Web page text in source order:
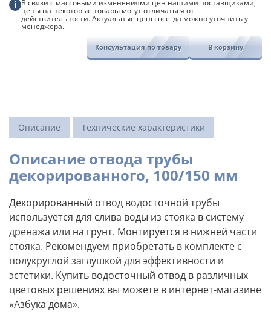
i В связи с массовыми изменениями цен нашими поставщиками,
цены на некоторые товары могут отличаться от
действительности. Актуальные цены всегда можно уточнить у
менеджера.
Консультация по товару В корзину
Описание Технические характеристики
Описание отвода трубы
декорированного, 100/150 мм
Декорированный отвод водосточной трубы
используется для слива воды из стояка в систему
дренажа или на грунт. Монтируется в нижней части
стояка. Рекомендуем приобретать в комплекте с
полукруглой заглушкой для эффективности и
эстетики. Купить водосточный отвод в различных
цветовых решениях вы можете в интернет-магазине
«Азбука дома».